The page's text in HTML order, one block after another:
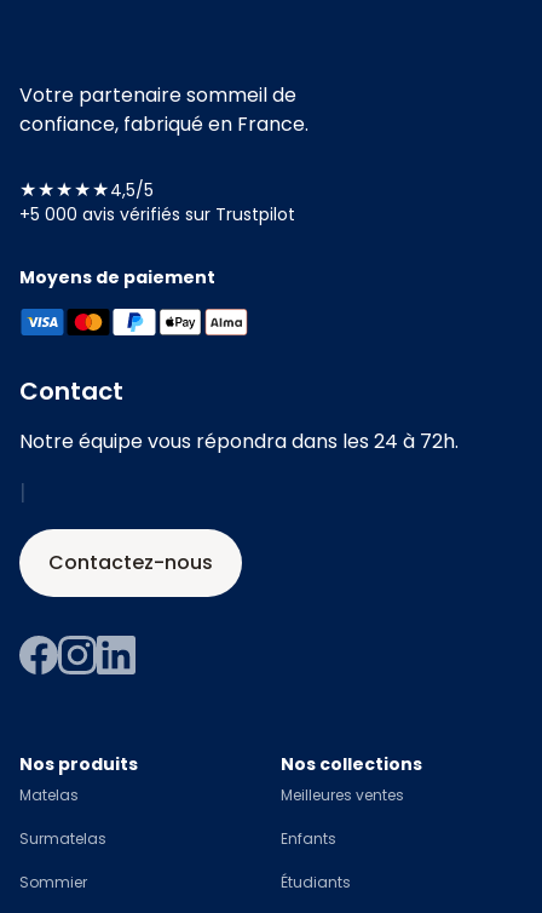
Votre partenaire sommeil de
confiance, fabriqué en France.
★★★★★4,5/5
+5 000 avis vérifiés sur Trustpilot
Moyens de paiement
Contact
Notre équipe vous répondra dans les 24 à 72h.
|
Contactez-nous
Nos produits
Matelas
Surmatelas
Sommier
Nos collections
Meilleures ventes
Enfants
Étudiants